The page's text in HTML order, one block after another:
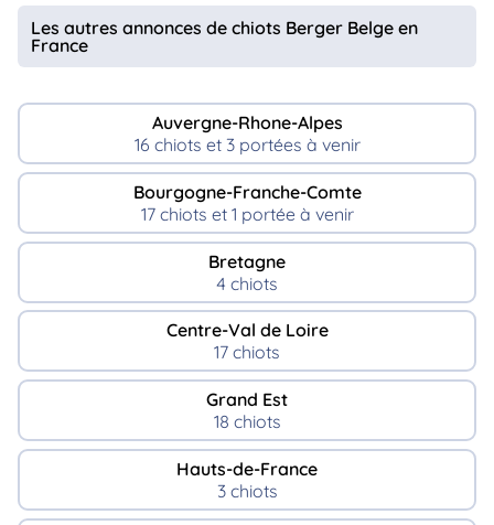
Les autres annonces de chiots Berger Belge en
France
Auvergne-Rhone-Alpes
16 chiots et 3 portées à venir
Bourgogne-Franche-Comte
17 chiots et 1 portée à venir
Bretagne
4 chiots
Centre-Val de Loire
17 chiots
Grand Est
18 chiots
Hauts-de-France
3 chiots